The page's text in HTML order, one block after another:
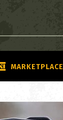
MARKETPLACE